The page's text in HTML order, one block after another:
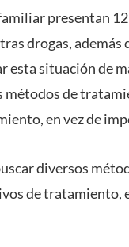
presentan
drogas,
esta situación de
métodos de
en vez de
diversos
de tratamiento,